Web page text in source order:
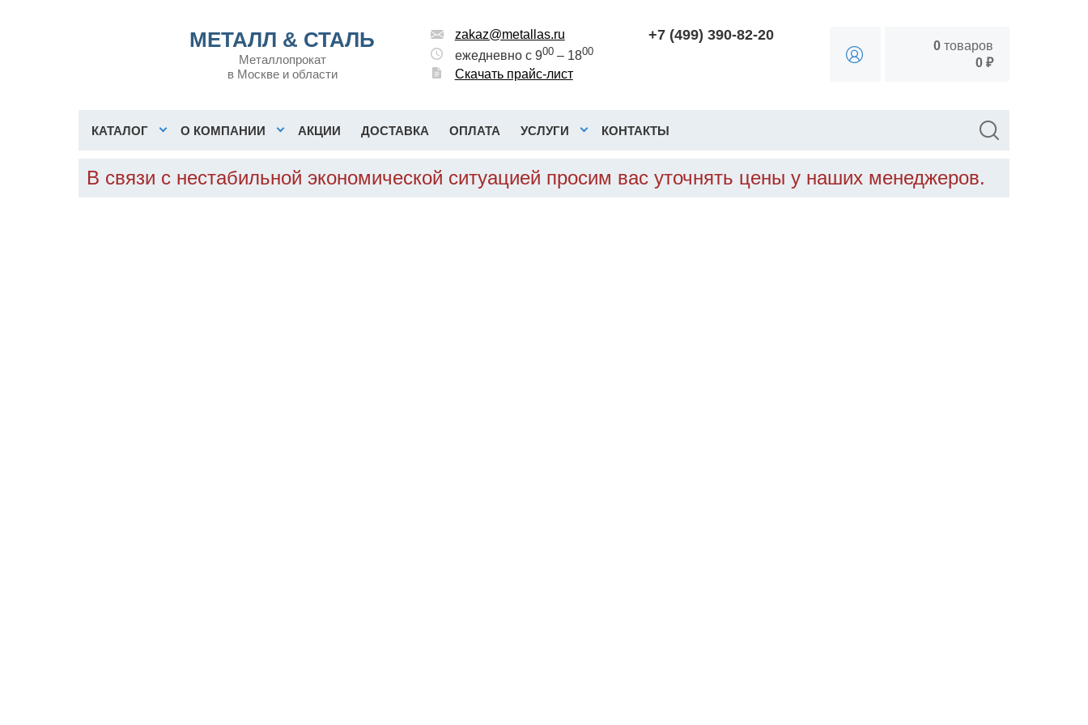
МЕТАЛЛ & СТАЛЬ
Металлопрокат
в Москве и области
zakaz@metallas.ru
ежедневно с 900– 1800
Скачать прайс-лист
+7 (499) 390-82-20
0товаров
0 ₽
КАТАЛОГ О КОМПАНИИ АКЦИИ ДОСТАВКА ОПЛАТА УСЛУГИ КОНТАКТЫ
В связи с нестабильной экономической ситуацией просим вас уточнять цены у наших менеджеров.